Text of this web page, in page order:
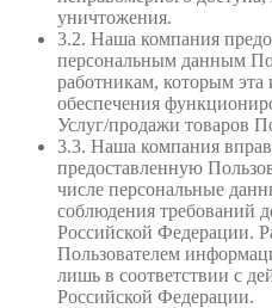
уничтожения.
3.2. Наша компания
персональным данным
работникам, которым
обеспечения
Услуг/продажи товаров
3.3. Наша компания
предоставленную
числе персональные
соблюдения требований
Российской Федерации.
Пользователем
лишь в соответствии с
Российской Федерации.